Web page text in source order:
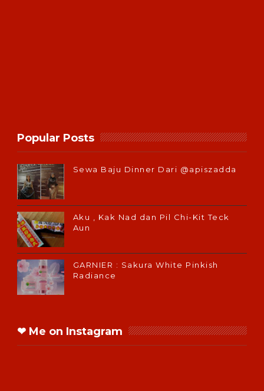
Popular Posts
Sewa Baju Dinner Dari @apiszadda
Aku , Kak Nad dan Pil Chi-Kit Teck
Aun
GARNIER : Sakura White Pinkish
Radiance
❤ Me on Instagram